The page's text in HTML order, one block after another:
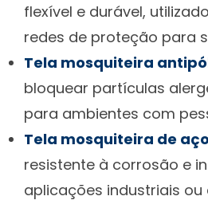
flexível e durável,
redes de proteção para
Tela mosquiteira
bloquear partículas
para ambientes com
Tela mosquiteira de
resistente à corrosão e
aplicações industriais